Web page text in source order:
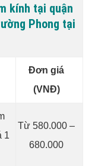
kính tại quận
Phong tại
Đơn giá
(VNĐ)
1
Từ 580.000 –
680.000